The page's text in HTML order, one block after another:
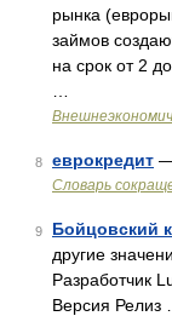
рынка
займов
на срок от 2
8 еврокредит —
Словарь
9 Бойцовский
другие
Разработчик
Версия Релиз …